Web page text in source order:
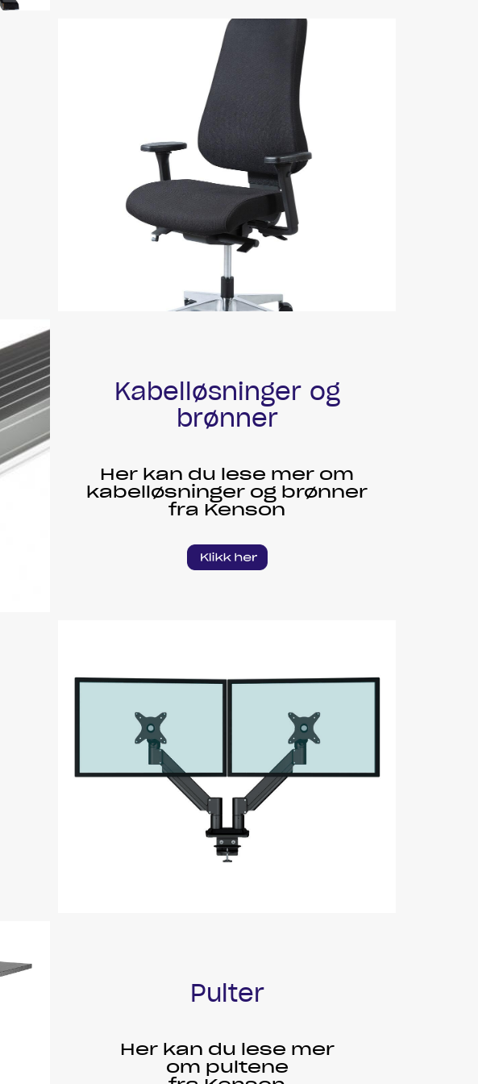
Kabelløsninger og
brønner
Her kan du lese mer om
kabelløsninger og brønner
fra Kenson
Pulter
Her kan du lese mer
om pultene